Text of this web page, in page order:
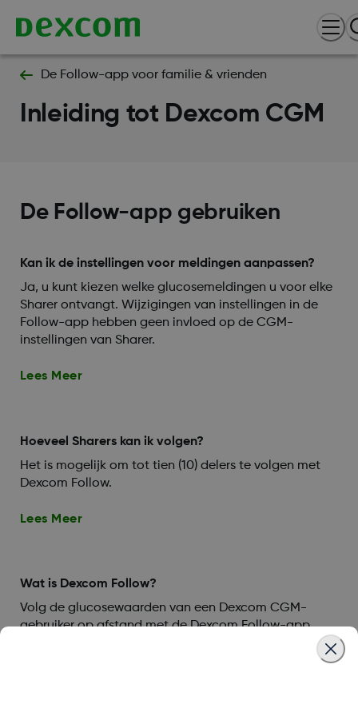
De Follow-app voor familie & vrienden
Inleiding tot Dexcom CGM
De Follow-app gebruiken
Kan ik de instellingen voor meldingen aanpassen?
Ja, u kunt kiezen welke glucosemeldingen u voor elke
Sharer ontvangt. Wijzigingen van instellingen in de
Follow-app hebben geen invloed op de CGM-
instellingen van Sharer.
Lees Meer
Hoeveel Sharers kan ik volgen?
Het is mogelijk om tot tien (10) delers te volgen met
Dexcom Follow.
Lees Meer
Wat is Dexcom Follow?
Volg de glucosewaarden van een Dexcom CGM-
gebruiker op afstand met de Dexcom Follow-app.